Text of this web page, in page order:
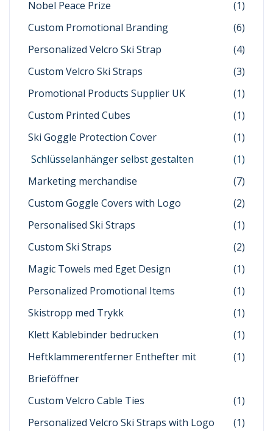
Nobel Peace Prize
(1)
Custom Promotional Branding
(6)
Personalized Velcro Ski Strap
(4)
Custom Velcro Ski Straps
(3)
Promotional Products Supplier UK
(1)
Custom Printed Cubes
(1)
Ski Goggle Protection Cover
(1)
Schlüsselanhänger selbst gestalten
(1)
Marketing merchandise
(7)
Custom Goggle Covers with Logo
(2)
Personalised Ski Straps
(1)
Custom Ski Straps
(2)
Magic Towels med Eget Design
(1)
Personalized Promotional Items
(1)
Skistropp med Trykk
(1)
Klett Kablebinder bedrucken
(1)
Heftklammerentferner Enthefter mit
Brieföffner
(1)
Custom Velcro Cable Ties
(1)
Personalized Velcro Ski Straps with Logo
(1)